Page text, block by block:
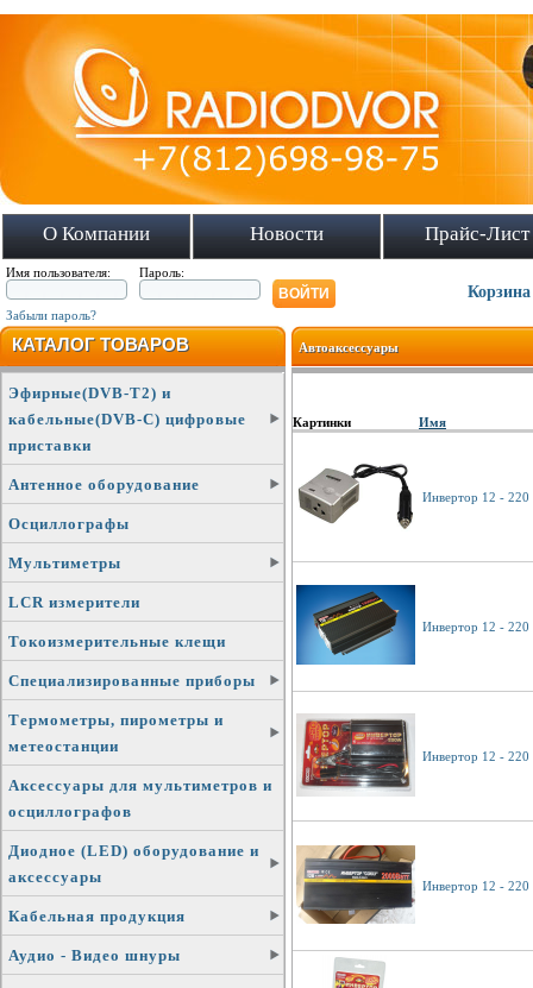
О Компании Новости Прайс-Лист
Имя пользователя: Пароль:
Забыли пароль?
Корзина
КАТАЛОГ ТОВАРОВ
Эфирные(DVB-T2) и
кабельные(DVB-C) цифровые
приставки
Антенное оборудование
Осциллографы
Мультиметры
LCR измерители
Токоизмерительные клещи
Специализированные приборы
Термометры, пирометры и
метеостанции
Аксессуары для мультиметров и
осциллографов
Диодное (LED) оборудование и
аксессуары
Кабельная продукция
Аудио - Видео шнуры
Автоаксессуары
Картинки Имя
Инвертор 12 -
Инвертор 12 -
Инвертор 12 -
Инвертор 12 -